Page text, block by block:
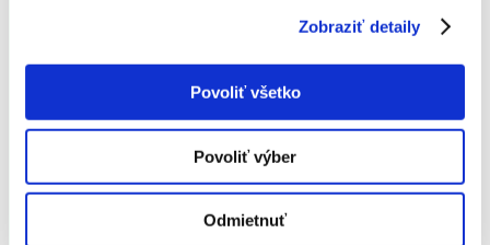
Zobraziť detaily
Povoliť všetko
Povoliť výber
Odmietnuť
IČO: 31732321
IČ DPH: SK2020543866 podľa §4